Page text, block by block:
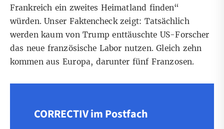
Frankreich ein zweites Heimatland finden“
würden. Unser Faktencheck zeigt: Tatsächlich
werden kaum von Trump enttäuschte US-Forscher
das neue französische Labor nutzen. Gleich zehn
kommen aus Europa, darunter fünf Franzosen.
CORRECTIV im Postfach